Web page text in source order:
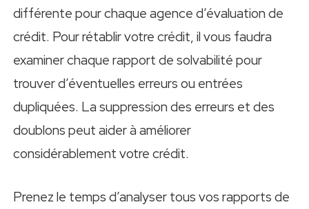
différente pour chaque agence d’évaluation de
crédit. Pour rétablir votre crédit, il vous faudra
examiner chaque rapport de solvabilité pour
trouver d’éventuelles erreurs ou entrées
dupliquées. La suppression des erreurs et des
doublons peut aider à améliorer
considérablement votre crédit.
Prenez le temps d’analyser tous vos rapports de